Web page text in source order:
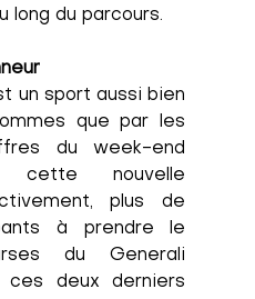
long du parcours.
un sport aussi bien
que par les
du week-end
cette nouvelle
plus de
à prendre le
du Generali
ces deux derniers